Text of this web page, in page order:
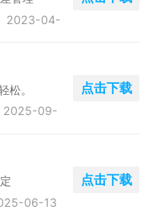
2023-04-
松。
2025-09-
点击下载
06-13
点击下载